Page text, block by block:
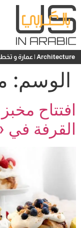
Architecture | عمارة و تخطيط
الوسم:
افتتاح
القرفة في